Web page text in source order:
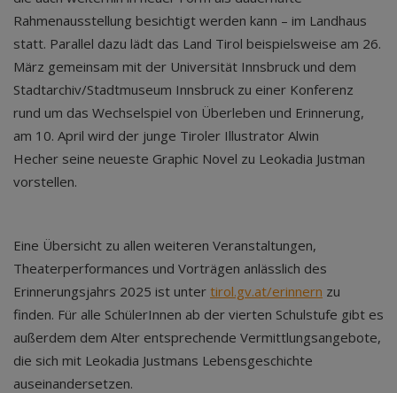
Rahmenausstellung besichtigt werden kann – im Landhaus
statt. Parallel dazu lädt das Land Tirol beispielsweise am 26.
März gemeinsam mit der Universität Innsbruck und dem
Stadtarchiv/Stadtmuseum Innsbruck zu einer Konferenz
rund um das Wechselspiel von Überleben und Erinnerung,
am 10. April wird der junge Tiroler Illustrator Alwin
Hecher seine neueste Graphic Novel zu Leokadia Justman
vorstellen.
Eine Übersicht zu allen weiteren Veranstaltungen,
Theaterperformances und Vorträgen anlässlich des
Erinnerungsjahrs 2025 ist unter tirol.gv.at/erinnern zu
finden. Für alle SchülerInnen ab der vierten Schulstufe gibt es
außerdem dem Alter entsprechende Vermittlungsangebote,
die sich mit Leokadia Justmans Lebensgeschichte
auseinandersetzen.